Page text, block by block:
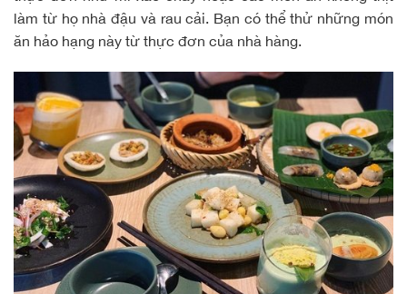
làm từ họ nhà đậu và rau cải. Bạn có thể thử những món
ăn hảo hạng này từ thực đơn của nhà hàng.